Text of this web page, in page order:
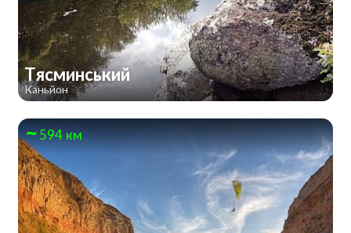
Тясминський
Каньйон
594 км